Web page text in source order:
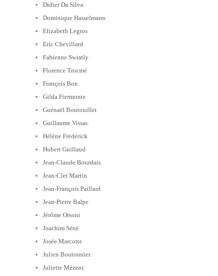
Didier Da Silva
Dominique Hasselmann
Elizabeth Legros
Eric Chevillard
Fabienne Swiatly
Florence Trocmé
François Bon
Gilda Fiermonte
Guénaël Boutouillet
Guillaume Vissac
Hélène Frédérick
Hubert Guillaud
Jean-Claude Bourdais
Jean-Clet Martin
Jean-François Paillard
Jean-Pierre Balpe
Jérôme Orsoni
Joachim Séné
Josée Marcotte
Julien Boutonnier
Juliette Mézenc